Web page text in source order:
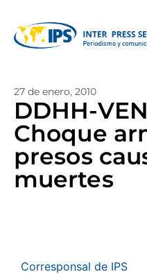
27 de enero, 2010
DDHH-
Choque
presos
muertes
Corresponsal de IPS